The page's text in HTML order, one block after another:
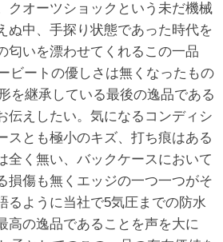
クオーツショックという未だ機械
ぬ中、手探り状態であった時代を
匂いを漂わせてくれるこの一品
ビートの優しさは無くなったもの
を継承している最後の逸品である
伝えしたい。気になるコンディシ
スとも極小のキズ、打ち痕はある
全く無い、バックケースにおいて
損傷も無くエッジの一つ一つがそ
るように当社で5気圧までの防水
高の逸品であることを声を大に